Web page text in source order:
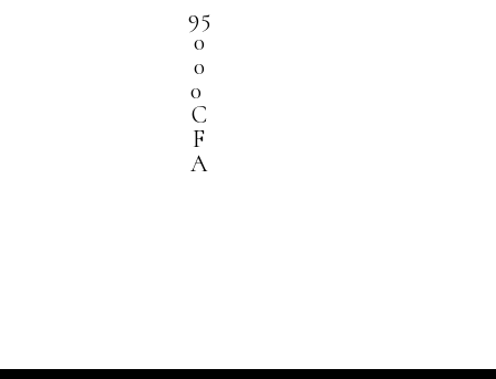
95
0
0
0
C
F
A